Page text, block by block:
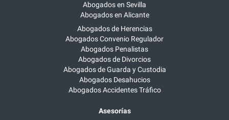
Abogados en Sevilla
Abogados en Alicante
Abogados de Herencias
Abogados Convenio Regulador
Abogados Penalistas
Abogados de Divorcios
Abogados de Guarda y Custodia
Abogados Desahucios
Abogados Accidentes Tráfico
Asesorías